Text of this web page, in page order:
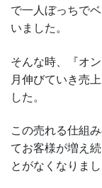
で一人ぼっちで
いました。
そんな時、『オ
月伸びていき売
した。
この売れる仕組
てお客様が増え
とがなくなりまし